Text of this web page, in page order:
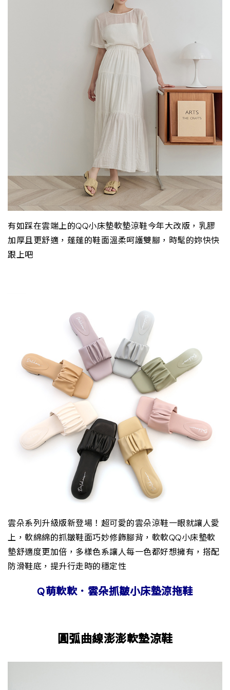
有如踩在雲端上的QQ小床墊軟墊涼鞋今年大改版，乳膠
加厚且更舒適，蓬蓬的鞋面溫柔呵護雙腳，時髦的妳快快
跟上吧
雲朵系列升級版新登場！超可愛的雲朵涼鞋一眼就讓人愛
上，軟綿綿的抓皺鞋面巧妙修飾腳背，軟軟QQ小床墊軟
墊舒適度更加倍，多樣色系讓人每一色都好想擁有，搭配
防滑鞋底，提升行走時的穩定性
Q萌軟軟．雲朵抓皺小床墊涼拖鞋
圓弧曲線澎澎軟墊涼鞋